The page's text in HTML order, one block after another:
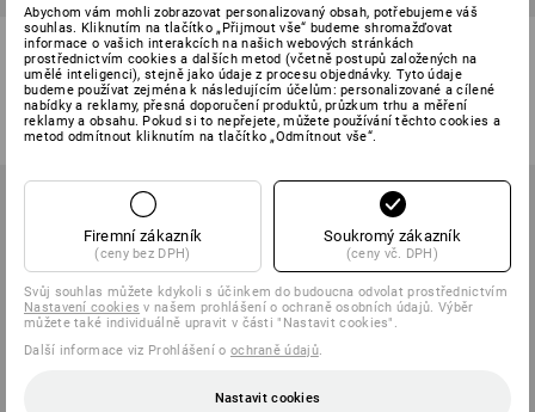
Tričko e.s.trail graphic
3 barev
od 585,64 Kč
(vč. DPH) od 10 ks
Tričko e.s.iconic works
6 barev
od 454,96 Kč
(vč. DPH) od 10 ks
Abychom vám mohli zobrazovat personalizovaný obsah, potřebujeme váš
souhlas. Kliknutím na tlačítko „Přijmout vše“ budeme shromažďovat
informace o vašich interakcích na našich webových stránkách
prostřednictvím cookies a dalších metod (včetně postupů založených na
umělé inteligenci), stejně jako údaje z procesu objednávky. Tyto údaje
budeme používat zejména k následujícím účelům: personalizované a cílené
nabídky a reklamy, přesná doporučení produktů, průzkum trhu a měření
reklamy a obsahu. Pokud si to nepřejete, můžete používání těchto cookies a
metod odmítnout kliknutím na tlačítko „Odmítnout vše“.
Firemní zákazník
(ceny bez DPH)
Soukromý zákazník
(ceny vč. DPH)
Svůj souhlas můžete kdykoli s účinkem do budoucna odvolat prostřednictvím
Nastavení cookies v našem prohlášení o ochraně osobních údajů. Výběr
můžete také individuálně upravit v části "Nastavit cookies".
Další informace viz Prohlášení o ochraně údajů.
Nastavit cookies